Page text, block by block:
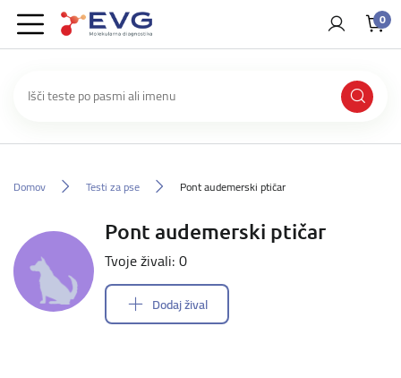
0
Domov Testi za pse Pont audemerski ptičar
Pont audemerski ptičar
Tvoje živali: 0
Dodaj žival